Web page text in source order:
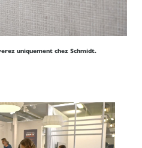
uniquement chez Schmidt.